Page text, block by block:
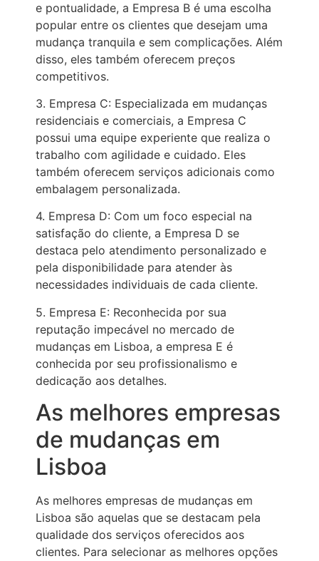
e pontualidade, a Empresa B é uma escolha
popular entre os clientes que desejam uma
mudança tranquila e sem complicações. Além
disso, eles também oferecem preços
competitivos.
3. Empresa C: Especializada em mudanças
residenciais e comerciais, a Empresa C
possui uma equipe experiente que realiza o
trabalho com agilidade e cuidado. Eles
também oferecem serviços adicionais como
embalagem personalizada.
4. Empresa D: Com um foco especial na
satisfação do cliente, a Empresa D se
destaca pelo atendimento personalizado e
pela disponibilidade para atender às
necessidades individuais de cada cliente.
5. Empresa E: Reconhecida por sua
reputação impecável no mercado de
mudanças em Lisboa, a empresa E é
conhecida por seu profissionalismo e
dedicação aos detalhes.
As melhores empresas
de mudanças em
Lisboa
As melhores empresas de mudanças em
Lisboa são aquelas que se destacam pela
qualidade dos serviços oferecidos aos
clientes. Para selecionar as melhores opções